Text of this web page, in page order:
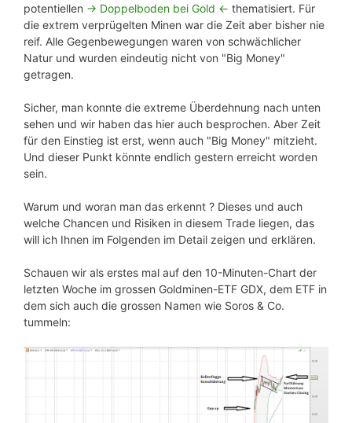
potentiellen -> Doppelboden bei Gold <- thematisiert. Für
die extrem verprügelten Minen war die Zeit aber bisher nie
reif. Alle Gegenbewegungen waren von schwächlicher
Natur und wurden eindeutig nicht von "Big Money"
getragen.
Sicher, man konnte die extreme Überdehnung nach unten
sehen und wir haben das hier auch besprochen. Aber Zeit
für den Einstieg ist erst, wenn auch "Big Money" mitzieht.
Und dieser Punkt könnte endlich gestern erreicht worden
sein.
Warum und woran man das erkennt ? Dieses und auch
welche Chancen und Risiken in diesem Trade liegen, das
will ich Ihnen im Folgenden im Detail zeigen und erklären.
Schauen wir als erstes mal auf den 10-Minuten-Chart der
letzten Woche im grossen Goldminen-ETF GDX, dem ETF in
dem sich auch die grossen Namen wie Soros & Co.
tummeln: